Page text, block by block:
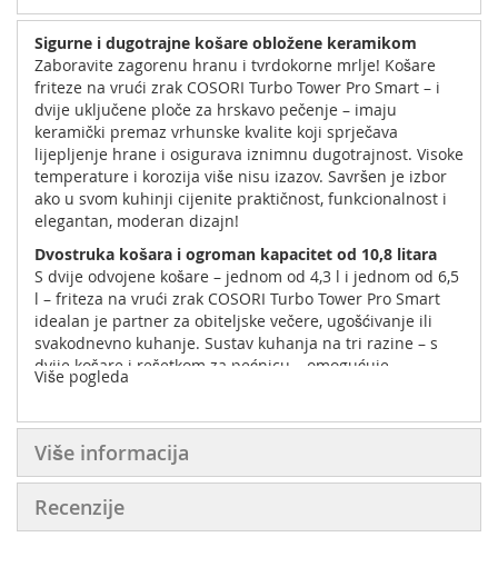
Sigurne i dugotrajne košare obložene keramikom
Zaboravite zagorenu hranu i tvrdokorne mrlje! Košare
friteze na vrući zrak COSORI Turbo Tower Pro Smart – i
dvije uključene ploče za hrskavo pečenje – imaju
keramički premaz vrhunske kvalite koji sprječava
lijepljenje hrane i osigurava iznimnu dugotrajnost. Visoke
temperature i korozija više nisu izazov. Savršen je izbor
ako u svom kuhinji cijenite praktičnost, funkcionalnost i
elegantan, moderan dizajn!
Dvostruka košara i ogroman kapacitet od 10,8 litara
S dvije odvojene košare – jednom od 4,3 l i jednom od 6,5
l – friteza na vrući zrak COSORI Turbo Tower Pro Smart
idealan je partner za obiteljske večere, ugošćivanje ili
svakodnevno kuhanje. Sustav kuhanja na tri razine – s
dvije košare i rešetkom za pećnicu – omogućuje
pripremu različitih jela istovremeno bez miješanja okusa.
večeru želi različita jela, sve se može pripremiti
istovremeno u jednom uređaju.
Ušteda prostora, elegantan dizajn i pametna rješenja
Zahvaljujući sustavu naslaganih košara, ovaj je uređaj
odličan izbor za manje kuhinje ili domove u kojima je
Više pogleda
Više informacija
Recenzije